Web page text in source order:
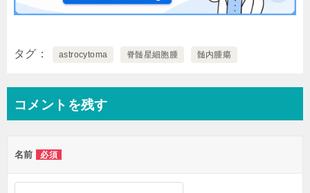
タグ astrocytoma 脊髄星細胞腫 髄内腫瘍
コメントを残す
名前 必須